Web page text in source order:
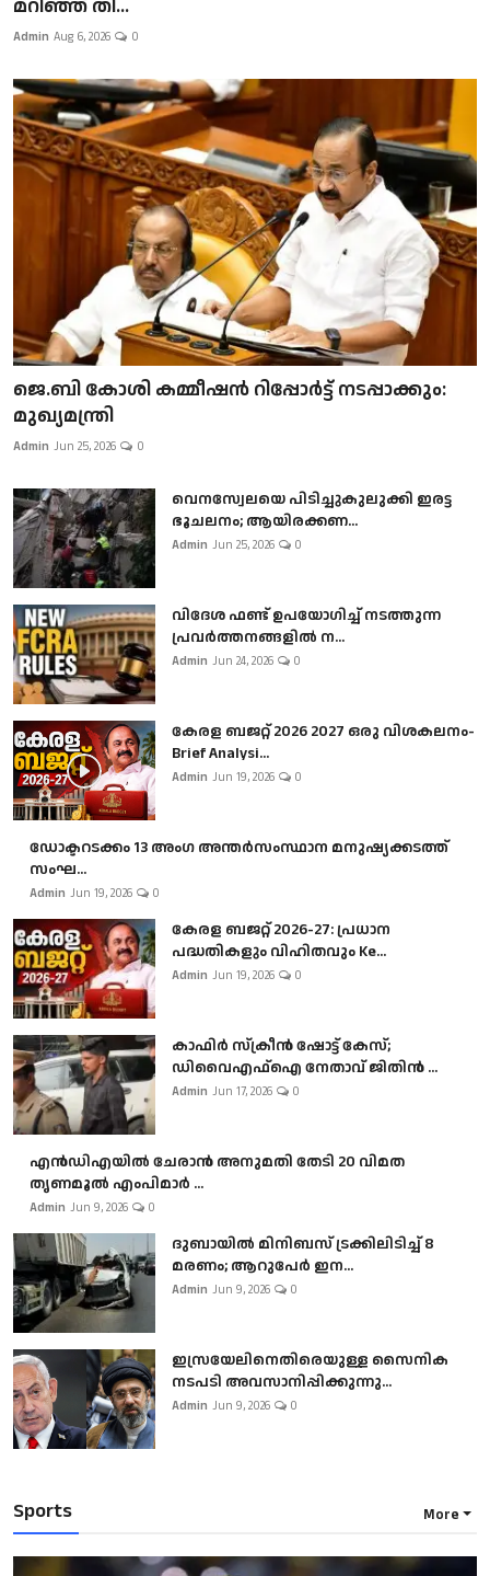
മറിഞ്ഞ് തി...
Admin Aug 6, 2026 0
ജെ.ബി കോശി കമ്മീഷൻ റിപ്പോർട്ട് നടപ്പാക്കും:
മുഖ്യമന്ത്രി
Admin Jun 25, 2026 0
വെനസ്വേലയെ പിടിച്ചുകുലുക്കി ഇരട്ട
ഭൂചലനം; ആയിരക്കണ...
Admin Jun 25, 2026 0
വിദേശ ഫണ്ട് ഉപയോഗിച്ച് നടത്തുന്ന
പ്രവർത്തനങ്ങളിൽ ന...
Admin Jun 24, 2026 0
കേരള ബജറ്റ് 2026 2027 ഒരു വിശകലനം-
Brief Analysi...
Admin Jun 19, 2026 0
ഡോക്ടറടക്കം 13 അംഗ അന്തർസംസ്ഥാന മനുഷ്യക്കടത്ത്
സംഘ...
Admin Jun 19, 2026 0
കേരള ബജറ്റ് 2026-27: പ്രധാന
പദ്ധതികളും വിഹിതവും Ke...
Admin Jun 19, 2026 0
കാഫിർ സ്‌ക്രീൻ ഷോട്ട് കേസ്;
ഡിവൈഎഫ്ഐ നേതാവ് ജിതിൻ ...
Admin Jun 17, 2026 0
എൻഡിഎയിൽ ചേരാൻ അനുമതി തേടി 20 വിമത
തൃണമൂൽ എംപിമാർ ...
Admin Jun 9, 2026 0
ദുബായിൽ മിനിബസ്​ ട്രക്കിലിടിച്ച് 8
മരണം; ആറുപേർ ഇന...
Admin Jun 9, 2026 0
ഇസ്രയേലിനെതിരെയുള്ള സൈനിക
നടപടി അവസാനിപ്പിക്കുന്നു...
Admin Jun 9, 2026 0
Sports More